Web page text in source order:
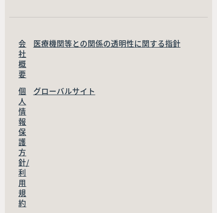
会
社
概
要
医療機関等との関係の透明性に関する指針
個
人
情
報
保
護
方
針/
利
用
規
約
グローバルサイト